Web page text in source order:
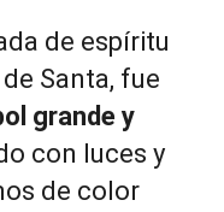
de espíritu
Santa, fue
grande y
con luces y
de color